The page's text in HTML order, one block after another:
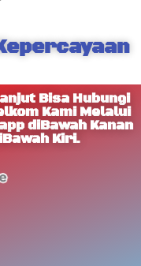
Bisa Hubungi
Kami Melalui
diBawah Kanan
Kiri.